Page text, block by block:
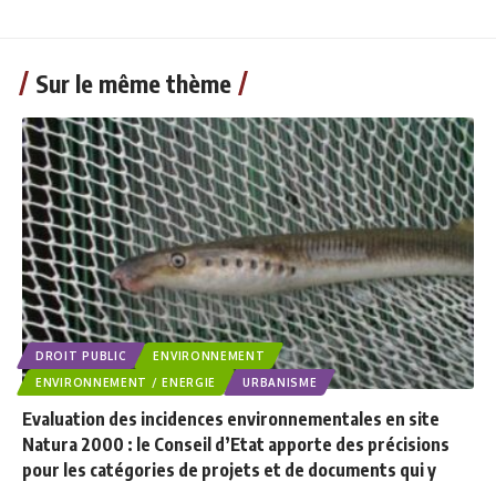
Sur le même thème
DROIT PUBLIC
ENVIRONNEMENT
ENVIRONNEMENT / ENERGIE
URBANISME
Evaluation des incidences environnementales en site
Natura 2000 : le Conseil d’Etat apporte des précisions
pour les catégories de projets et de documents qui y